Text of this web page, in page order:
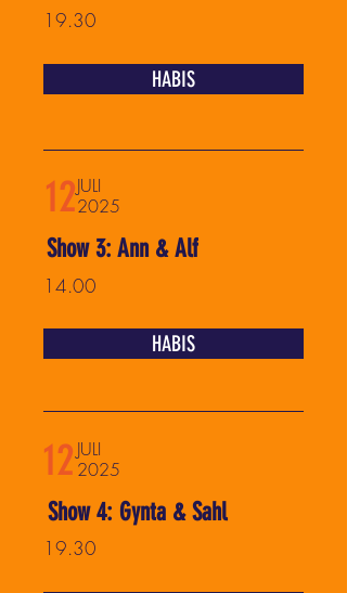
19.30
HABIS
JULI
2025
12
Show 3: Ann & Alf
14.00
HABIS
JULI
2025
12
Show 4: Gynta & Sahl
19.30